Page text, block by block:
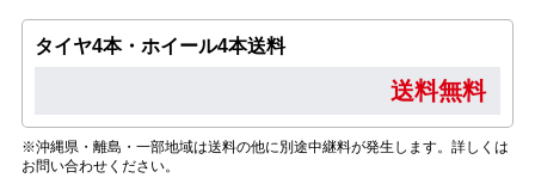
タイヤ4本・ホイール4本送料
送料無料
※沖縄県・離島・一部地域は送料の他に別途中継料が発生します。詳しくは
お問い合わせください。